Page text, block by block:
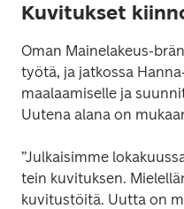
Kuvitukset
Oman Mainelakeus-
työtä, ja jatkossa
maalaamiselle ja
Uutena alana on
”Julkaisimme
tein kuvituksen.
kuvitustöitä. Uutta on